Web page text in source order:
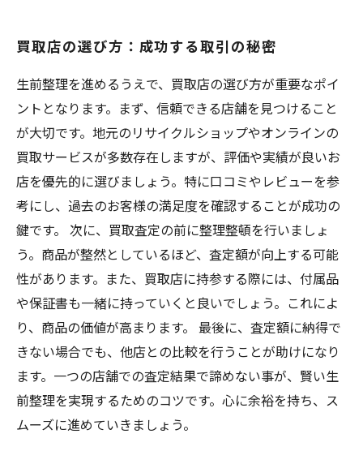
買取店の選び方：成功する取引の秘密
生前整理を進めるうえで、買取店の選び方が重要なポイ
ントとなります。まず、信頼できる店舗を見つけること
が大切です。地元のリサイクルショップやオンラインの
買取サービスが多数存在しますが、評価や実績が良いお
店を優先的に選びましょう。特に口コミやレビューを参
考にし、過去のお客様の満足度を確認することが成功の
鍵です。 次に、買取査定の前に整理整頓を行いましょ
う。商品が整然としているほど、査定額が向上する可能
性があります。また、買取店に持参する際には、付属品
や保証書も一緒に持っていくと良いでしょう。これによ
り、商品の価値が高まります。 最後に、査定額に納得で
きない場合でも、他店との比較を行うことが助けになり
ます。一つの店舗での査定結果で諦めない事が、賢い生
前整理を実現するためのコツです。心に余裕を持ち、ス
ムーズに進めていきましょう。